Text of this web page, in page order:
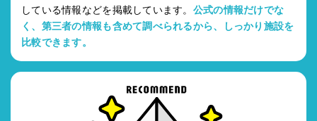
している情報などを掲載しています。 公式の情報だけでな
く、第三者の情報も含めて調べられるから、しっかり施設を
比較できます。